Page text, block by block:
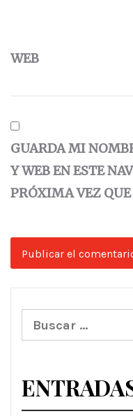
WEB
GUARDA MI
Y WEB EN ESTE
PRÓXIMA VEZ
Buscar: